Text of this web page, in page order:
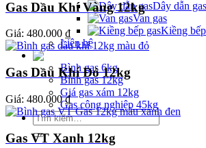
Dây dẫn gas
Van gas
Kiềng
Liên hệ
Giá Gas
Bình gas 6kg
Bình gas 12kg
Giá gas xám 12kg
Gas công nghiệp 45kg
Tìm
kiếm:
Gas Dầu Khí Vàng 12kg
Giá: 480.000 ₫
Gas Dầu Khí Đỏ 12kg
Giá: 480.000 ₫
Gas VT Xanh 12kg